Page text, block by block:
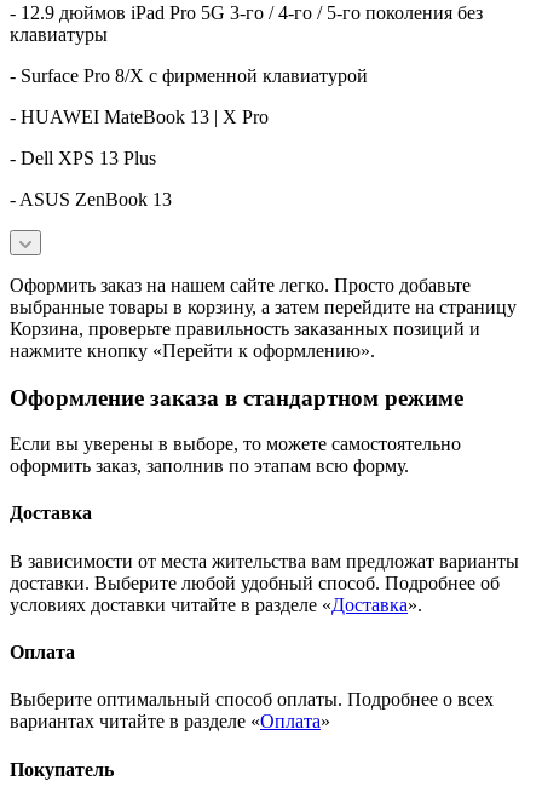
- 12.9 дюймов iPad Pro 5G 3-го / 4-го / 5-го поколения без
клавиатуры
- Surface Pro 8/X с фирменной клавиатурой
- HUAWEI MateBook 13 | X Pro
- Dell XPS 13 Plus
- ASUS ZenBook 13
Оформить заказ на нашем сайте легко. Просто добавьте
выбранные товары в корзину, а затем перейдите на страницу
Корзина, проверьте правильность заказанных позиций и
нажмите кнопку «Перейти к оформлению».
Оформление заказа в стандартном режиме
Если вы уверены в выборе, то можете самостоятельно
оформить заказ, заполнив по этапам всю форму.
Доставка
В зависимости от места жительства вам предложат варианты
доставки. Выберите любой удобный способ. Подробнее об
условиях доставки читайте в разделе «Доставка».
Оплата
Выберите оптимальный способ оплаты. Подробнее о всех
вариантах читайте в разделе «Оплата»
Покупатель